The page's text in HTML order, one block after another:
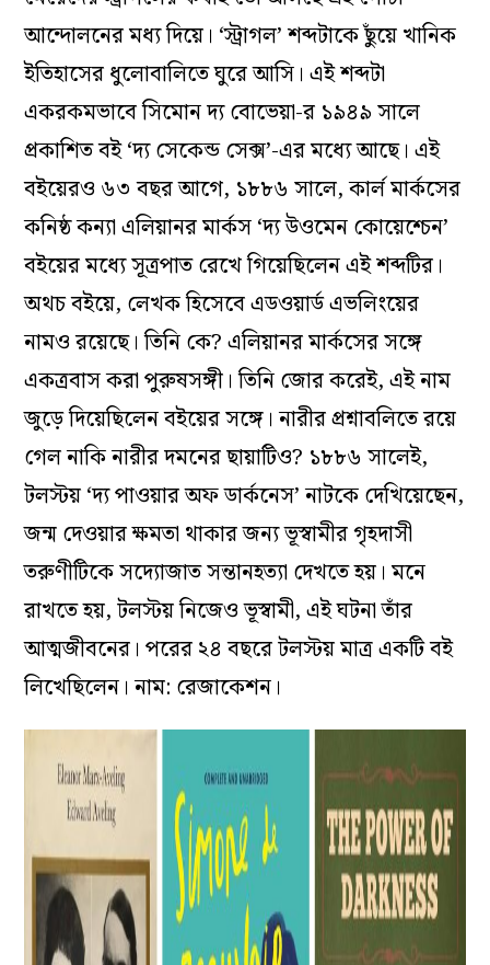
আন্দোলনের মধ্য দিয়ে। ‘স্ট্রাগল’ শব্দটাকে ছুঁয়ে খানিক
ইতিহাসের ধুলোবালিতে ঘুরে আসি। এই শব্দটা
একরকমভাবে সিমোন দ্য বোভেয়া-র ১৯৪৯ সালে
প্রকাশিত বই ‘দ্য সেকেন্ড সেক্স’-এর মধ্যে আছে। এই
বইয়েরও ৬৩ বছর আগে, ১৮৮৬ সালে, কার্ল মার্কসের
কনিষ্ঠ কন্যা এলিয়ানর মার্কস ‘দ্য উওমেন কোয়েশ্চেন’
বইয়ের মধ্যে সূত্রপাত রেখে গিয়েছিলেন এই শব্দটির।
অথচ বইয়ে, লেখক হিসেবে এডওয়ার্ড এভলিংয়ের
নামও রয়েছে। তিনি কে? এলিয়ানর মার্কসের সঙ্গে
একত্রবাস করা পুরুষসঙ্গী। তিনি জোর করেই, এই নাম
জুড়ে দিয়েছিলেন বইয়ের সঙ্গে। নারীর প্রশ্নাবলিতে রয়ে
গেল নাকি নারীর দমনের ছায়াটিও? ১৮৮৬ সালেই,
টলস্টয় ‘দ্য পাওয়ার অফ ডার্কনেস’ নাটকে দেখিয়েছেন,
জন্ম দেওয়ার ক্ষমতা থাকার জন্য ভূস্বামীর গৃহদাসী
তরুণীটিকে সদ্যোজাত সন্তানহত্যা দেখতে হয়। মনে
রাখতে হয়, টলস্টয় নিজেও ভূস্বামী, এই ঘটনা তাঁর
আত্মজীবনের। পরের ২৪ বছরে টলস্টয় মাত্র একটি বই
লিখেছিলেন। নাম: রেজাকেশন।